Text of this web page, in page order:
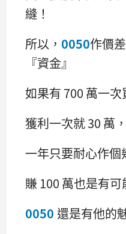
縫！
所以， 0050作價
『資金』
如果有 700 萬一次
獲利一次就 30 萬
一年只要耐心作個
賺 100 萬也是有
0050 還是有他的